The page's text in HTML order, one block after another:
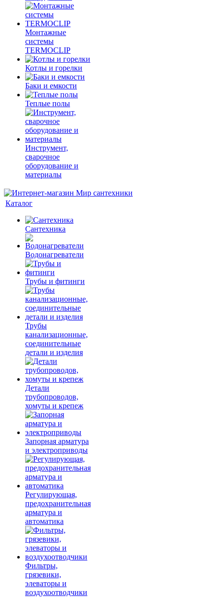
Монтажные
системы
TERMOCLIP
Котлы и горелки
Баки и емкости
Теплые полы
Инструмент,
сварочное
оборудование и
материалы
Каталог
Сантехника
Водонагреватели
Трубы и фитинги
Трубы
канализационные,
соединительные
детали и изделия
Детали
трубопроводов,
хомуты и крепеж
Запорная арматура
и электроприводы
Регулирующая,
предохранительная
арматура и
автоматика
Фильтры,
грязевики,
элеваторы и
воздухоотводчики